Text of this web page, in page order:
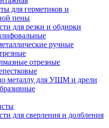
для герметиков и
пены
для резки и обдирки
ручные
отрезные
металлу для УШМ и дрели
для сверления и долбления